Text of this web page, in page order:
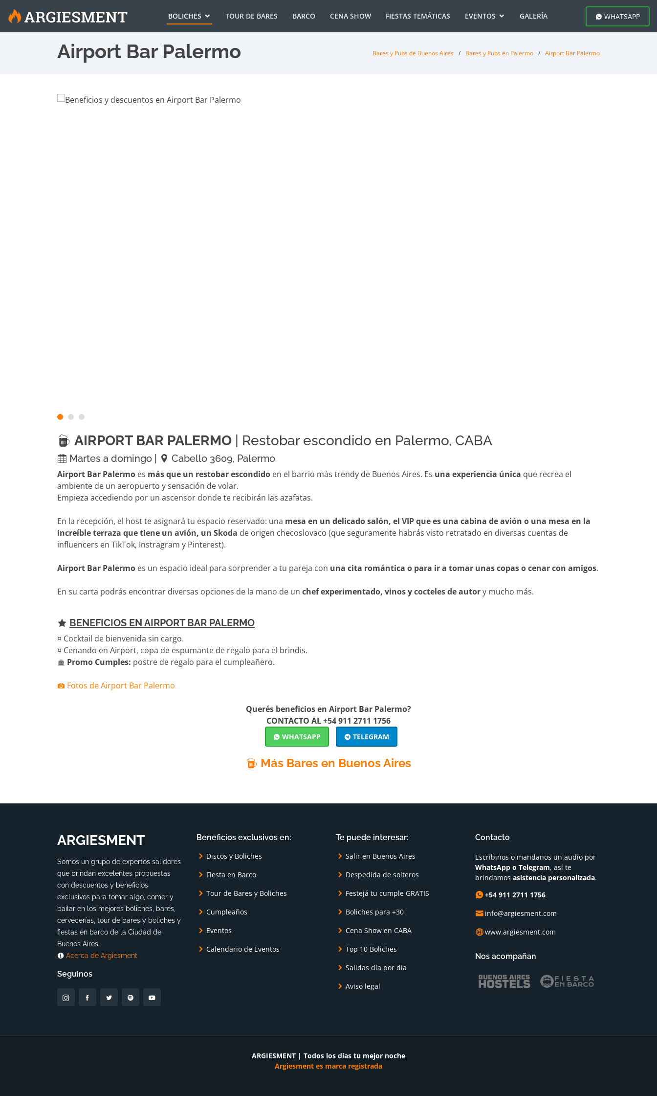
BOLICHES TOUR DE BARES BARCO CENA SHOW FIESTAS TEMÁTICAS EVENTOS GALERÍA WHATSAPP
Airport Bar Palermo Bares y Pubs de Buenos Aires Bares y Pubs en Palermo Airport Bar Palermo
AIRPORT BAR PALERMO | Restobar escondido en Palermo, CABA
Martes a domingo | Cabello 3609, Palermo
Airport Bar Palermo es más que un restobar escondido en el barrio más trendy de Buenos Aires. Es una experiencia única que recrea el
ambiente de un aeropuerto y sensación de volar.
Empieza accediendo por un ascensor donde te recibirán las azafatas.
En la recepción, el host te asignará tu espacio reservado: una mesa en un delicado salón, el VIP que es una cabina de avión o una mesa en la
increíble terraza que tiene un avión, un Skoda de origen checoslovaco (que seguramente habrás visto retratado en diversas cuentas de
influencers en TikTok, Instragram y Pinterest).
Airport Bar Palermo es un espacio ideal para sorprender a tu pareja con una cita romántica o para ir a tomar unas copas o cenar con amigos.
En su carta podrás encontrar diversas opciones de la mano de un chef experimentado, vinos y cocteles de autory mucho más.
BENEFICIOS EN AIRPORT BAR PALERMO
¤ Cocktail de bienvenida sin cargo.
¤ Cenando en Airport, copa de espumante de regalo para el brindis.
Promo Cumples: postre de regalo para el cumpleañero.
Fotos de Airport Bar Palermo
Querés beneficios en Airport Bar Palermo?
CONTACTO AL +54 911 2711 1756
WHATSAPP TELEGRAM
Más Bares en Buenos Aires
ARGIESMENT
Somos un grupo de expertos salidores
que brindan excelentes propuestas
con descuentos y beneficios
exclusivos para tomar algo, comer y
bailar en los mejores boliches, bares,
cervecerías, tour de bares y boliches y
fiestas en barco de la Ciudad de
Buenos Aires.
Acerca de Argiesment
Seguinos
Beneficios exclusivos en:
Discos y Boliches
Fiesta en Barco
Tour de Bares y Boliches
Cumpleaños
Eventos
Calendario de Eventos
Te puede interesar:
Salir en Buenos Aires
Despedida de solteros
Festejá tu cumple GRATIS
Boliches para +30
Cena Show en CABA
Top 10 Boliches
Salidas día por día
Aviso legal
Contacto
Escribinos o mandanos un audio por
WhatsApp o Telegram, así te
brindamos asistencia personalizada.
+54 911 2711 1756
info@argiesment.com
www.argiesment.com
Nos acompañan
ARGIESMENT | Todos los días tu mejor noche
Argiesment es marca registrada